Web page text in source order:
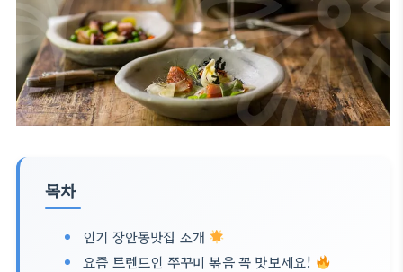
목차
인기 장안동맛집 소개
요즘 트렌드인 쭈꾸미 볶음 꼭 맛보세요!